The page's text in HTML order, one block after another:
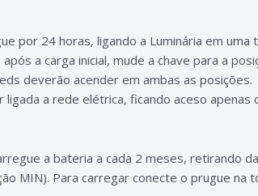
por 24 horas, ligando a Luminária em uma
a carga inicial, mude a chave para a
deverão acender em ambas as posições.
ligada a rede elétrica, ficando aceso apenas
a bateria a cada 2 meses, retirando
MIN). Para carregar conecte o prugue na